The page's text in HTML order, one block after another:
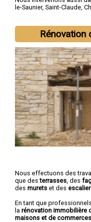
le-Saunier, Saint-Claude,
Rénovation
Nous effectuons des
que desterrasses , des
des murets et des
En tant que
la rénovation immobilière
maisons et de commerces